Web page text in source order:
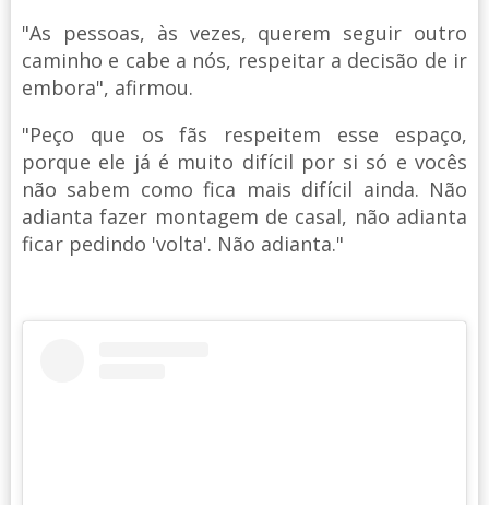
"As pessoas, às vezes, querem seguir outro
caminho e cabe a nós, respeitar a decisão de ir
embora", afirmou.
"Peço que os fãs respeitem esse espaço,
porque ele já é muito difícil por si só e vocês
não sabem como fica mais difícil ainda. Não
adianta fazer montagem de casal, não adianta
ficar pedindo 'volta'. Não adianta."